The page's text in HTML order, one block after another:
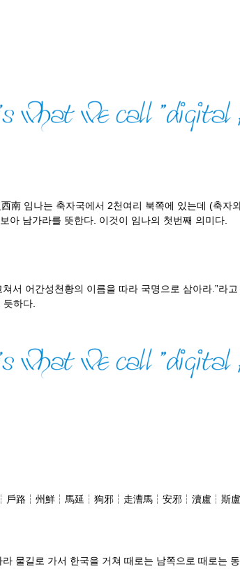
南 임나는 축자국에서 2천여리 북쪽에 있는데 (축자
아 남가라를 뜻한다. 이것이 임나의 첫번째 의미다.
서 어간성천황의 이름을 따라 국명으로 삼아라.”라
하다.
戶路┆州鮮┆馬延┆狗邪┆走漕馬┆安邪┆瀆盧┆斯
물길로 가서 한국을 거쳐 때로는 남쪽으로 때로는